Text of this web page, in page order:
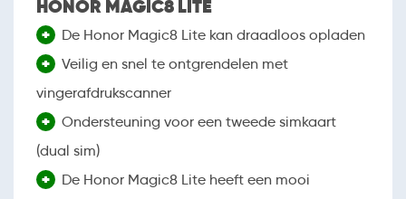
HONOR MAGIC8 LITE
+ De Honor Magic8 Lite kan draadloos opladen
+
Veilig en snel te ontgrendelen met
vingerafdrukscanner
+
Ondersteuning voor een tweede simkaart
(dual sim)
+
De Honor Magic8 Lite heeft een mooi